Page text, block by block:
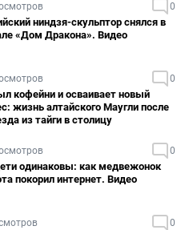
0
ниндзя-скульптор снялся в
«Дом Дракона». Видео
0
кофейни и осваивает новый
жизнь алтайского Маугли после
из тайги в столицу
0
одинаковы: как медвежонок
покорил интернет. Видео
0